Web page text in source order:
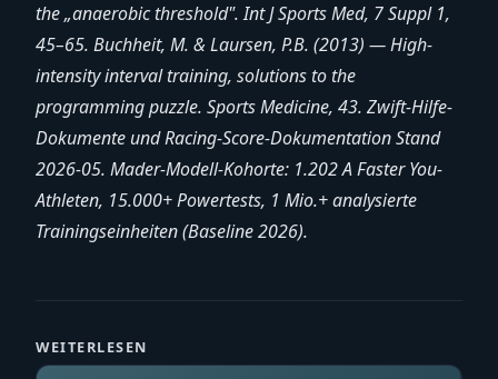
the „anaerobic threshold". Int J Sports Med, 7 Suppl 1,
45–65. Buchheit, M. & Laursen, P.B. (2013) — High-
intensity interval training, solutions to the
programming puzzle. Sports Medicine, 43. Zwift-Hilfe-
Dokumente und Racing-Score-Dokumentation Stand
2026-05. Mader-Modell-Kohorte: 1.202 A Faster You-
Athleten, 15.000+ Powertests, 1 Mio.+ analysierte
Trainingseinheiten (Baseline 2026).
WEITERLESEN